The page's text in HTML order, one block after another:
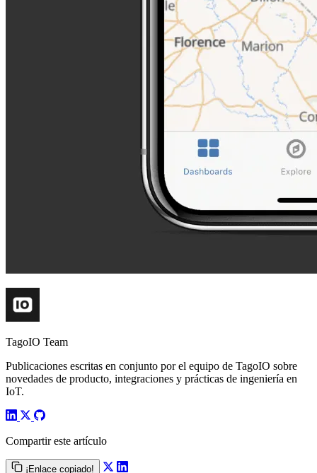
TagoIO Team
Publicaciones escritas en conjunto por el equipo de TagoIO sobre
novedades de producto, integraciones y prácticas de ingeniería en
IoT.
Compartir este artículo
¡Enlace copiado!